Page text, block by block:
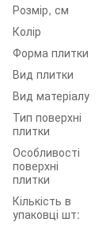
Розмір, см
Колір
Форма плитки
Вид плитки
Вид матеріалу
Тип поверхні
плитки
Особливості
поверхні
плитки
Кількість в
упаковці шт: